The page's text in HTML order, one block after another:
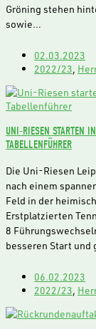
Gröning stehen
sowie…
02.03.2023
2022/23,
UNI-RIESEN STARTEN
TABELLENFÜHRER
Die Uni-Riesen
nach einem
Feld in der
Erstplatzierten
8
besseren Start
06.02.2023
2022/23,